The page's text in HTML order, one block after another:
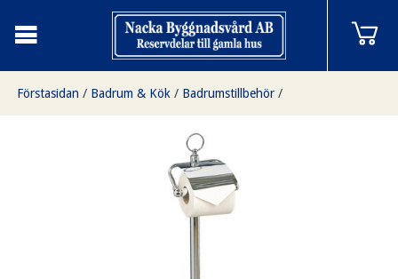
Förstasidan / Badrum & Kök / Badrumstillbehör /